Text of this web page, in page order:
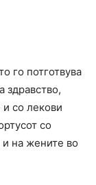
го потготвува
здравство,
со лекови
со
на жените во